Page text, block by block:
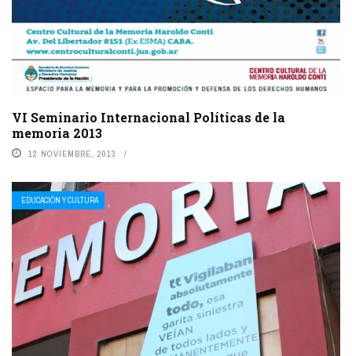
VI Seminario Internacional Políticas de la
memoria 2013
12 NOVIEMBRE, 2013
EDUCACIÓN Y CULTURA